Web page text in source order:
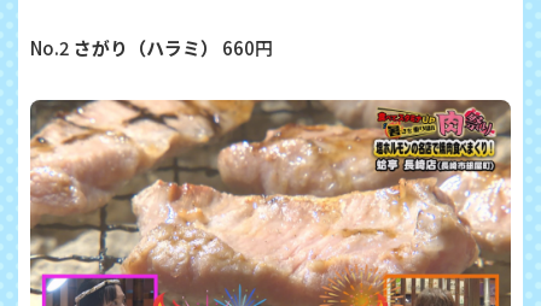
No.2 さがり（ハラミ） 660円